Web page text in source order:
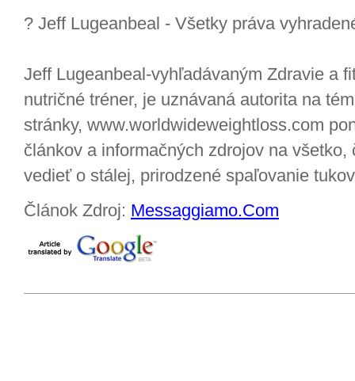
? Jeff Lugeanbeal - Všetky práva
Jeff Lugeanbeal-vyhľadávaným Zdravie a
nutričné tréner, je uznávaná autorita na
stránky, www.worldwideweightloss.com
článkov a informačných zdrojov na
vedieť o stálej, prirodzené spaľovanie
Článok Zdroj: Messaggiamo.Com